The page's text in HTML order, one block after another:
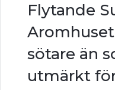
Flytande
sötare än
utmärkt